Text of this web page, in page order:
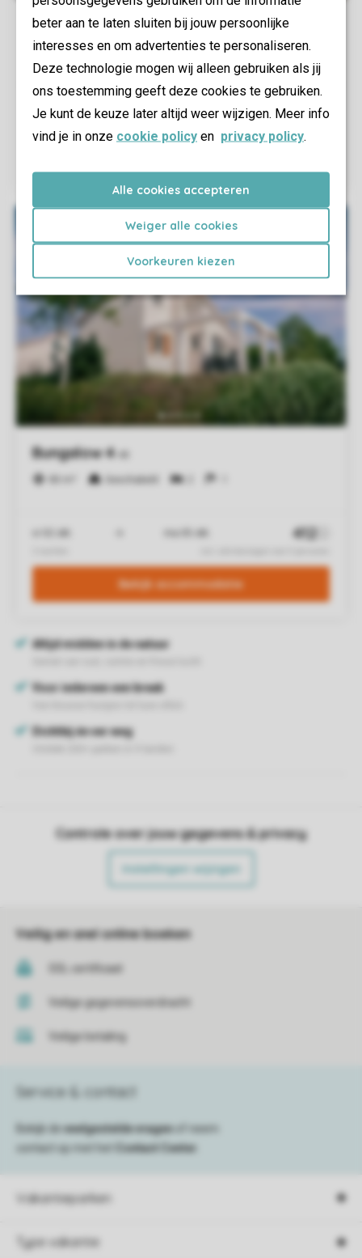
beter aan te laten sluiten bij jouw persoonlijke
interesses en om advertenties te personaliseren.
Deze technologie mogen wij alleen gebruiken als jij
ons toestemming geeft deze cookies te gebruiken.
Je kunt de keuze later altijd weer wijzigen. Meer info
vind je in onze cookie policy en privacy policy.
Alle cookies accepteren
Weiger alle cookies
Voorkeuren kiezen
Controle over jouw gegevens & privacy
Instellingen wijzigen
Veilig en snel online boeken
SSL certificaat
Veilige gegevensoverdracht
Veilige betaling
Vakantieparken
Type vakantie
Service & contact
Bekijk de veelgestelde vragen
of neem
contact op met het
Contact Center